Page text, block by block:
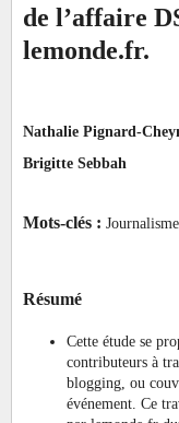
de l’affaire
lemonde.fr.
Nathalie Pignard-
Brigitte Sebbah
Mots-clés :
Résumé
Cette étude se
contributeurs à
blogging, ou
événement. Ce